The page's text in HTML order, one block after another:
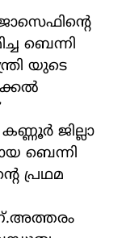
ബെന്നി
യുടെ
ജില്ലാ
ബെന്നി
പ്രഥമ